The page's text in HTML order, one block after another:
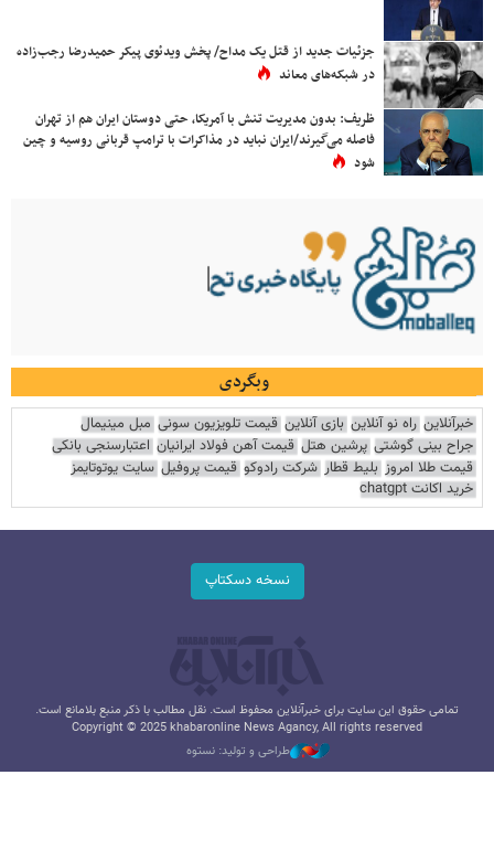
جزئیات جدید از قتل یک مداح/ پخش ویدئوی پیکر حمیدرضا رجب‌زاده
در شبکه‌های معاند
ظریف: بدون مدیریت تنش با آمریکا، حتی دوستان ایران هم از تهران
فاصله می‌گیرند/ایران نباید در مذاکرات با ترامپ قربانی روسیه و چین
شود
وبگردی
خبرآنلاین راه نو آنلاین بازی آنلاین قیمت تلویزیون سونی مبل مینیمال
جراح بینی گوشتی پرشین هتل قیمت آهن فولاد ایرانیان اعتبارسنجی بانکی
قیمت طلا امروز بلیط قطار شرکت رادوکو قیمت پروفیل سایت یوتوتایمز
خرید اکانت chatgpt
نسخه دسکتاپ
تمامی حقوق این سایت برای خبرآنلاین محفوظ است. نقل مطالب با ذکر منبع بلامانع است.
Copyright © 2025 khabaronline News Agancy, All rights reserved
طراحی و تولید: نستوه